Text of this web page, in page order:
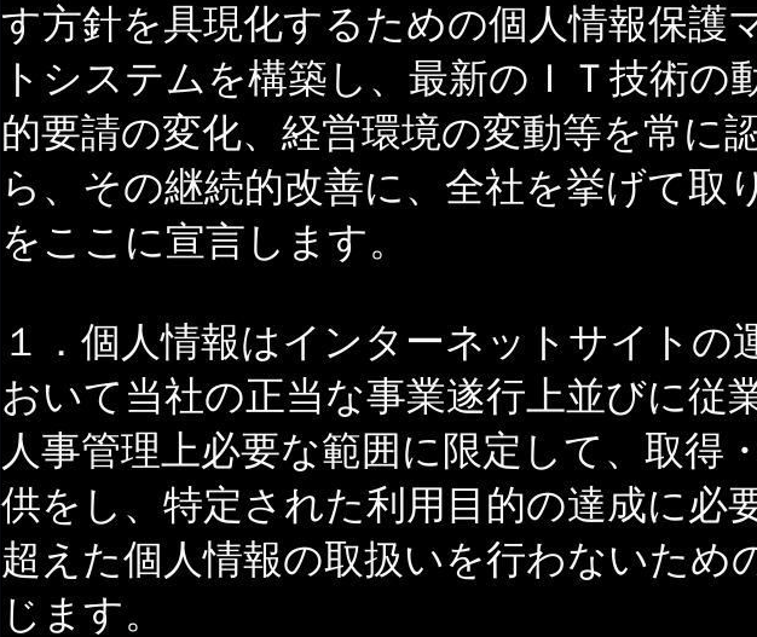
す方針を具現化するための個人情報保護
トシステムを構築し、最新のＩＴ技術の
的要請の変化、経営環境の変動等を常に
ら、その継続的改善に、全社を挙げて取
をここに宣言します。
１．個人情報はインターネットサイトの
おいて当社の正当な事業遂行上並びに従
人事管理上必要な範囲に限定して、取得
供をし、特定された利用目的の達成に必
超えた個人情報の取扱いを行わないため
じます。